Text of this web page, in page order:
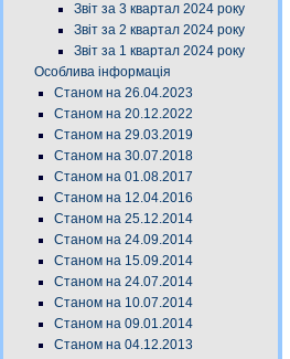
Звіт за 3 квартал 2024 року
Звіт за 2 квартал 2024 року
Звіт за 1 квартал 2024 року
Особлива інформація
Станом на 26.04.2023
Станом на 20.12.2022
Станом на 29.03.2019
Станом на 30.07.2018
Станом на 01.08.2017
Станом на 12.04.2016
Станом на 25.12.2014
Станом на 24.09.2014
Станом на 15.09.2014
Станом на 24.07.2014
Станом на 10.07.2014
Станом на 09.01.2014
Станом на 04.12.2013